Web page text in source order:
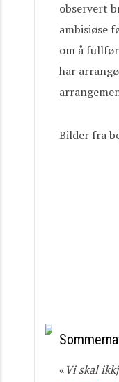
observert
ambisiøse
om å
har
Bilder fra
«Viskal